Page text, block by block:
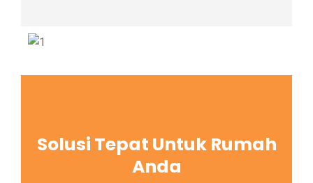
Solusi Tepat Untuk Rumah
Anda